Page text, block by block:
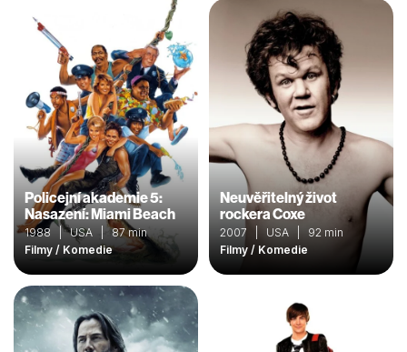
Policejní akademie 5:
Nasazení: Miami Beach
1988 | USA | 87 min
Filmy / Komedie
Neuvěřitelný život
rockera Coxe
2007 | USA | 92 min
Filmy / Komedie